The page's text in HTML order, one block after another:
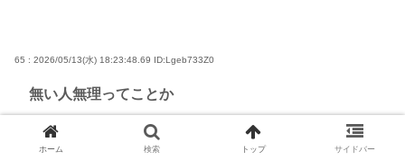
65 : 2026/05/13(水) 18:23:48.69 ID:Lgeb733Z0
無い人無理ってことか
ホーム 検索 トップ サイドバー